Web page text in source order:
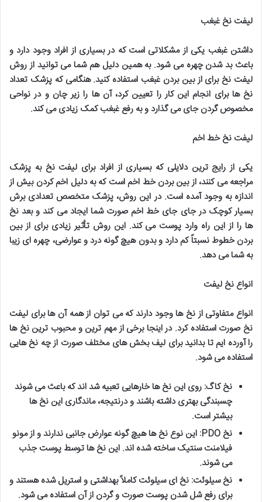
لیفت نخ غبغب
داشتن غبغب یکی از مشکلاتی است که در بسیاری از افراد وجود دارد و
باعث بد شدن چهره می شود. به همین دلیل هم شما می توانید از روش
لیفت نخ برای از بین بردن غبغب استفاده کنید. هنگامی که پزشک تعداد
نخ ها برای انجام این کار را تعیین کرد، آن ها را زیر چان و در نواحی
مخصوص گردن جای می گذارد و به رفع غبغب کمک زیادی می کند.
لیفت نخ خط اخم
یکی از رایج ترین دلایلی که بسیاری از افراد برای لیفت نخ به پزشک
مراجعه می کنند، از بین بردن خط اخم است که به دلیل اخم کردن بیش از
اندازه به وجود آمده است. در این روش، پزشک متخصص تعدادی برش
بسیار کوچک در جای جای خط اخم صورت شما ایجاد می کند و بعد نخ
ها را از این راه وارد پوست می کند. این روش تأثیر زیادی برای از بین
بردن خطوط نسبتاً کم دارد و بدون هیچ گونه درد و عوارضی، چهره ای زیبا
به شما می دهد.
انواع نخ لیفت
انواع متفاوتی از نخ ها وجود دارند که می توان از همه آن ها برای لیفت
نخ صورت استفاده کرد. در اینجا برخی از مهم ترین و محبوب ترین نخ ها
را آورده ایم تا بدانید برای لیف بخش های مختلف صورت از چه نخ هایی
استفاده می شود.
نخ کاگ: روی این نخ ها خارهایی تعبیه شد اند که باعث می شوند
چسبندگی بهتری داشته باشند و درنتیجه، ماندگاری این نخ ها
بیشتر است.
نخ
این نوع نخ ها هیچ گونه عوارض جانبی ندارند و از مونو
فیلامنت سنتیک ساخته شده اند. این نخ ها توسط پوست جذب
می شوند.
نخ سیلوئت: نخ ای سیلوئت کاملاً بهداشتی و استریل شده هستند و
برای رفع شل شدن پوست صورت و گردن از آن استفاده می شود.